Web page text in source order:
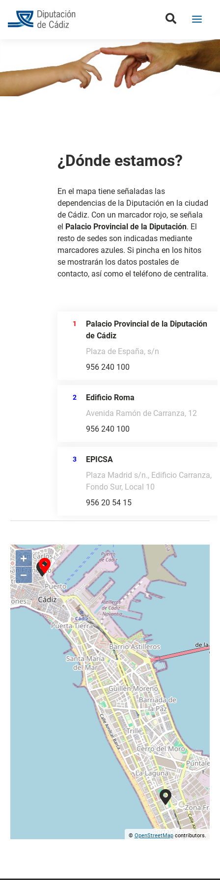
¿Dónde estamos?
En el mapa tiene señaladas las
dependencias de la Diputación en la ciudad
de Cádiz. Con un marcador rojo, se señala
el Palacio Provincial de la Diputación. El
resto de sedes son indicadas mediante
marcadores azules. Si pincha en los hitos
se mostrarán los datos postales de
contacto, así como el teléfono de centralita.
1
Palacio Provincial de la Diputación
de Cádiz
Plaza de España, s/n
956 240 100
2
Edificio Roma
Avenida Ramón de Carranza, 12
956 240 100
3
EPICSA
Plaza Madrid s/n., Edificio Carranza,
Fondo Sur, Local 10
956 20 54 15
+
−
© OpenStreetMapcontributors.